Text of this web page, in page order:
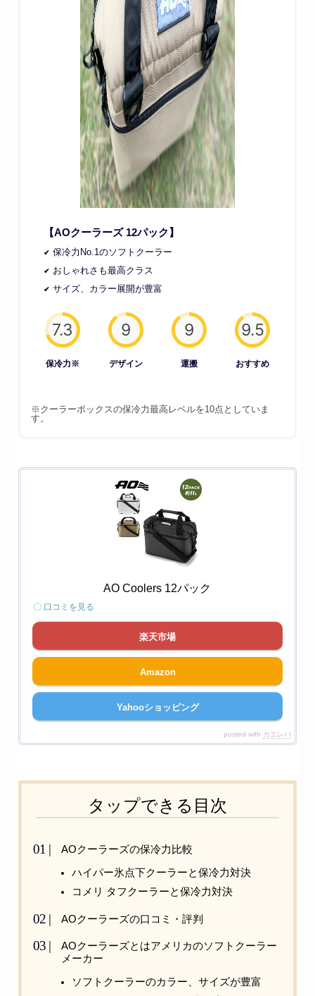
【AOクーラーズ 12パック】
保冷力No.1のソフトクーラー
おしゃれさも最高クラス
サイズ、カラー展開が豊富
7.3
保冷力※
9
デザイン
9
運搬
9.5
おすすめ
※クーラーボックスの保冷力最高レベルを10点としていま
す。
AO Coolers 12パック
posted with カエレバ
〇 口コミを見る
楽天市場
Amazon
Yahooショッピング
タップできる目次
AOクーラーズの保冷力比較
ハイパー氷点下クーラーと保冷力対決
コメリ タフクーラーと保冷力対決
AOクーラーズの口コミ・評判
AOクーラーズとはアメリカのソフトクーラー
メーカー
ソフトクーラーのカラー、サイズが豊富